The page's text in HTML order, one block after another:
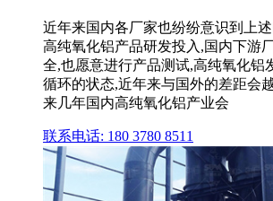
近年来国内各厂家也纷纷意识到上
高纯氧化铝产品研发投入,国内下游
全,也愿意进行产品测试,高纯氧化铝
循环的状态,近年来与国外的差距会
来几年国内高纯氧化铝产业会
联系电话: 180 3780 8511